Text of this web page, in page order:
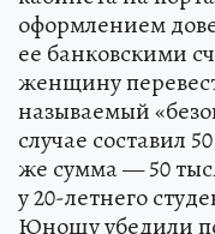
оформлением
ее банковскими
женщину
называемый
случае составил
же сумма — 50
у 20-летнего
Юношу убедили